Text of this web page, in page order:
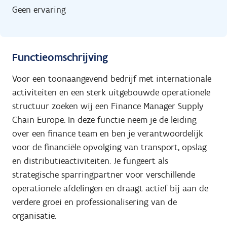
Geen ervaring
Functieomschrijving
Voor een toonaangevend bedrijf met internationale
activiteiten en een sterk uitgebouwde operationele
structuur zoeken wij een Finance Manager Supply
Chain Europe. In deze functie neem je de leiding
over een finance team en ben je verantwoordelijk
voor de financiële opvolging van transport, opslag
en distributieactiviteiten. Je fungeert als
strategische sparringpartner voor verschillende
operationele afdelingen en draagt actief bij aan de
verdere groei en professionalisering van de
organisatie.